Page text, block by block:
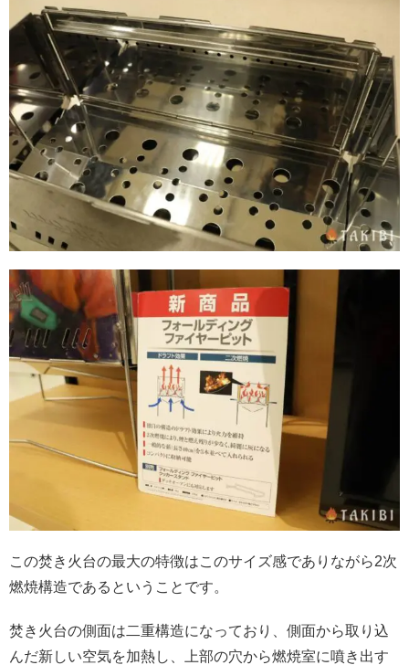
この焚き火台の最大の特徴はこのサイズ感でありながら2次
燃焼構造であるということです。
焚き火台の側面は二重構造になっており、側面から取り込
んだ新しい空気を加熱し、上部の穴から燃焼室に噴き出す